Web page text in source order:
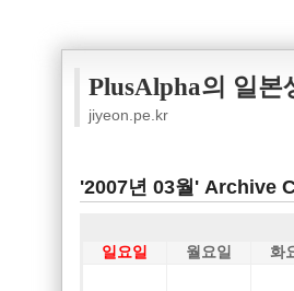
PlusAlpha의 일본
jiyeon.pe.kr
'2007년 03월' Archive
일요일 월요일 화